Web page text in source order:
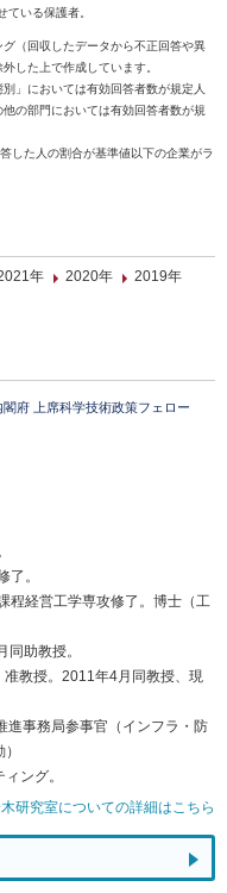
ている保護者。
（回収したデータから不正回答や異
した上で作成しています。
」においては有効回答者数が規定人
の部門においては有効回答者数が規
した人の割合が基準値以下の企業がラ
年 2020年
2019年
府 上席科学技術政策フェロー
了。
程経営工学専攻修了。博士（工
助教授。
教授。2011年4月同教授、現
進事務局参事官（インフラ・防
ング。
研究室についての詳細はこちら